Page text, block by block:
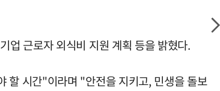
업 근로자 외식비 지원 계획 등을 밝혔다.
할 시간"이라며 "안전을 지키고, 민생을 돌보